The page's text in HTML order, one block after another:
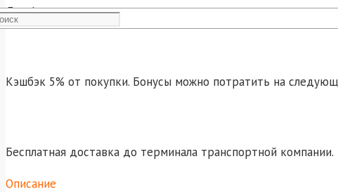
Для физических лиц: оплата курьеру при получении товара
Кэшбэк 5% от покупки. Бонусы можно потратить на
Бесплатная доставка до терминала транспортной компании.
Описание